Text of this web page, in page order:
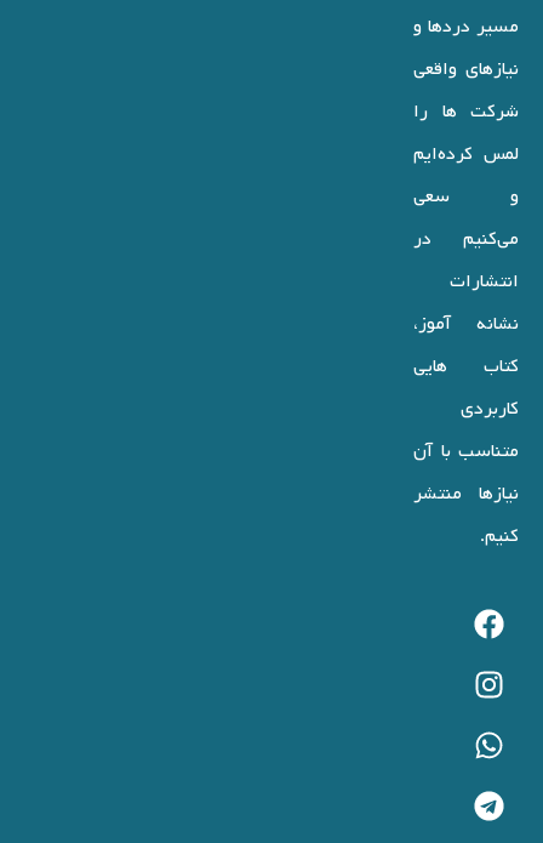
مسیر دردها و
نیازهای واقعی
شرکت ها را
لمس کرده‌ایم
و سعی
می‌کنیم در
انتشارات
نشانه آموز،
کتاب هایی
کاربردی
متناسب با آن
نیازها منتشر
کنیم.